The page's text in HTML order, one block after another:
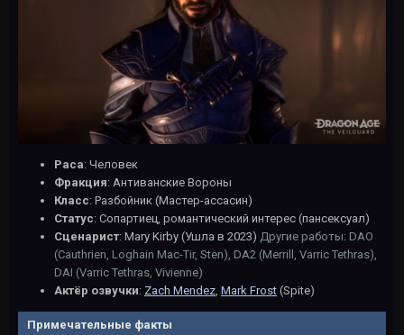
Раса: Человек
Фракция: Антиванские Вороны
Класс: Разбойник (Мастер-ассасин)
Статус: Сопартиец, романтический интерес (пансексуал)
Сценарист: Mary Kirby (Ушла в 2023) Другие работы: DAO
(Cauthrien, Loghain Mac-Tir, Sten), DA2 (Merrill, Varric Tethras),
DAI (Varric Tethras, Vivienne)
Актёр озвучки: Zach Mendez, Mark Frost (Spite)
Примечательные факты